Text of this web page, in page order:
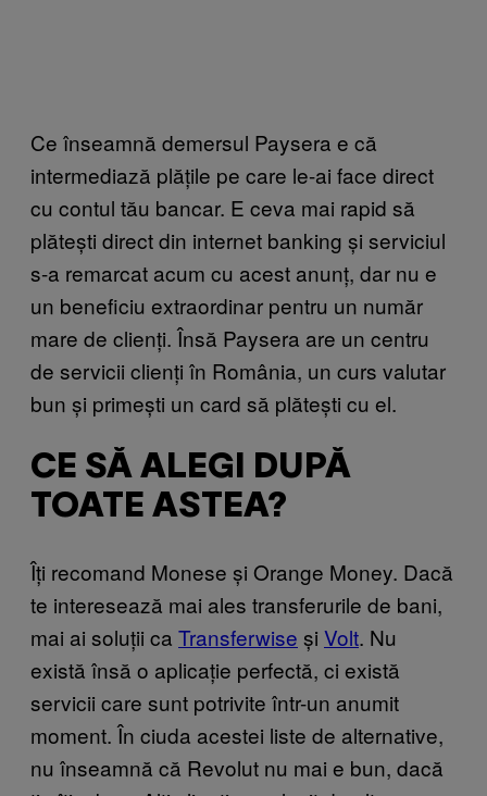
Ce înseamnă demersul Paysera e că
intermediază plățile pe care le-ai face direct
cu contul tău bancar. E ceva mai rapid să
plătești direct din internet banking și serviciul
s-a remarcat acum cu acest anunț, dar nu e
un beneficiu extraordinar pentru un număr
mare de clienți. Însă Paysera are un centru
de servicii clienți în România, un curs valutar
bun și primești un card să plătești cu el.
CE SĂ ALEGI DUPĂ
TOATE ASTEA?
Îți recomand Monese și Orange Money. Dacă
te interesează mai ales transferurile de bani,
mai ai soluții ca Transferwise și Volt. Nu
există însă o aplicație perfectă, ci există
servicii care sunt potrivite într-un anumit
moment. În ciuda acestei liste de alternative,
nu înseamnă că Revolut nu mai e bun, dacă